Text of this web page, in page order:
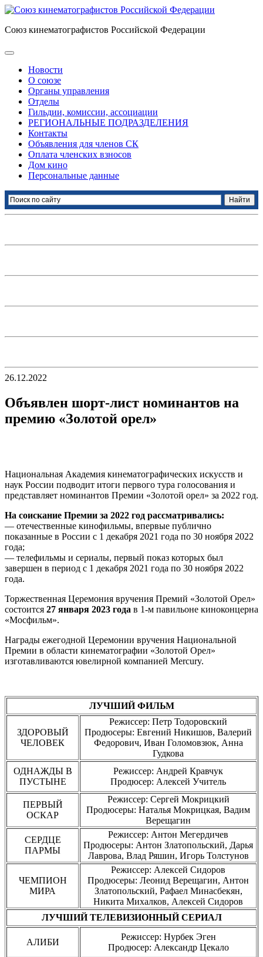
Союз кинематографистов Российской Федерации
Новости
О союзе
Органы управления
Отделы
Гильдии, комиссии, ассоциации
РЕГИОНАЛЬНЫЕ ПОДРАЗДЕЛЕНИЯ
Контакты
Объявления для членов СК
Оплата членских взносов
Дом кино
Персональные данные
26.12.2022
Объявлен шорт-лист номинантов на
премию «Золотой орел»
Национальная Академия кинематографических искусств и
наук России подводит итоги первого тура голосования и
представляет номинантов Премии «Золотой орел» за 2022 год.
На соискание Премии за 2022 год рассматривались:
— отечественные кинофильмы, впервые публично
показанные в России с 1 декабря 2021 года по 30 ноября 2022
года;
— телефильмы и сериалы, первый показ которых был
завершен в период с 1 декабря 2021 года по 30 ноября 2022
года.
Торжественная Церемония вручения Премий «Золотой Орел»
состоится 27 января 2023 года в 1-м павильоне киноконцерна
«Мосфильм».
Награды ежегодной Церемонии вручения Национальной
Премии в области кинематографии «Золотой Орел»
изготавливаются ювелирной компанией Mercury.
ЛУЧШИЙ ФИЛЬМ
ЗДОРОВЫЙ
ЧЕЛОВЕК
Режиссер: Петр Тодоровский
Продюсеры: Евгений Никишов, Валерий
Федорович, Иван Голомовзюк, Анна
Гудкова
ОДНАЖДЫ В
ПУСТЫНЕ
Режиссер: Андрей Кравчук
Продюсер: Алексей Учитель
ПЕРВЫЙ
ОСКАР
Режиссер: Сергей Мокрицкий
Продюсеры: Наталья Мокрицкая, Вадим
Верещагин
СЕРДЦЕ
ПАРМЫ
Режиссер: Антон Мегердичев
Продюсеры: Антон Златопольский, Дарья
Лаврова, Влад Ряшин, Игорь Толстунов
ЧЕМПИОН
МИРА
Режиссер: Алексей Сидоров
Продюсеры: Леонид Верещагин, Антон
Златопольский, Рафаел Минасбекян,
Никита Михалков, Алексей Сидоров
ЛУЧШИЙ ТЕЛЕВИЗИОННЫЙ СЕРИАЛ
АЛИБИ
Режиссер: Нурбек Эген
Продюсер: Александр Цекало